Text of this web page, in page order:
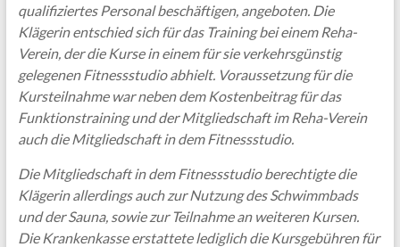
qualifiziertes Personal beschäftigen, angeboten. Die
Klägerin entschied sich für das Training bei einem Reha-
Verein, der die Kurse in einem für sie verkehrsgünstig
gelegenen Fitnessstudio abhielt. Voraussetzung für die
Kursteilnahme war neben dem Kostenbeitrag für das
Funktionstraining und der Mitgliedschaft im Reha-Verein
auch die Mitgliedschaft in dem Fitnessstudio.
Die Mitgliedschaft in dem Fitnessstudio berechtigte die
Klägerin allerdings auch zur Nutzung des Schwimmbads
und der Sauna, sowie zur Teilnahme an weiteren Kursen.
Die Krankenkasse erstattete lediglich die Kursgebühren für